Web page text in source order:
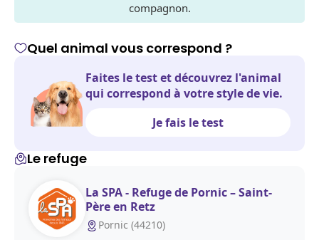
compagnon.
Quel animal vous correspond ?
Faites le test et découvrez l'animal
qui correspond à votre style de vie.
Je fais le test
Le refuge
La SPA - Refuge de Pornic – Saint-
Père en Retz
Pornic (44210)